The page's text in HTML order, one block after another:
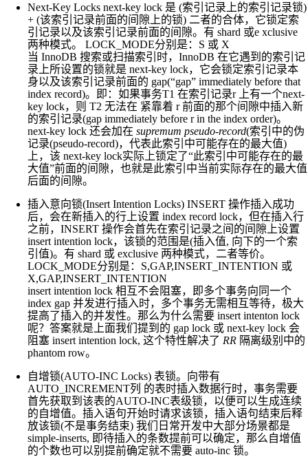
Next-Key Locks next-key lock 是 (索引记录上的索引记录锁)
+ (该索引记录前面的间隙上的锁) 二者的合体，它锁定索
引记录以及该索引记录前面的间隙。有 shard 或e xclusive
两种模式。 LOCK_MODE分别是：S 或 X
当 InnoDB 搜索或扫描索引时，InnoDB 在它遇到的索引记
录上所设置的锁就是 next-key lock，它会锁定索引记录本
身以及该索引记录前面的 gap(“gap” immediately before that
index record)。即：如果事务T1 在索引记录r 上有一个next-
key lock，则 T2 无法在 紧靠着 r 前面的那个间隙中插入新
的索引记录(gap immediately before r in the index order)。
next-key lock 还会加在 supremum pseudo-record(索引中的伪
记录(pseudo-record)，代表此索引中可能存在的最大值)
上，该 next-key lock实际上锁定了“此索引中可能存在的最
大值”前面的间隙，也就是此索引中当前实际存在的最大值
后面的间隙。
插入意向锁(Insert Intention Locks) INSERT 操作插入成功
后，会在新插入的行上设置 index record lock，但在插入行
之前，INSERT 操作会首先在索引记录之间的间隙上设置
insert intention lock，该锁的范围是(插入值, 向下的一个索
引值)。有 shard 或 exclusive 两种模式，二者等价。
LOCK_MODE分别是：S,GAP,INSERT_INTENTION 或
X,GAP,INSERT_INTENTION
insert intention lock 相互不会阻塞，即多个事务向同一个
index gap 并发进行插入时，多个事务无需相互等待，极大
提高了插入的并发性。那么为什么需要 insert intenton lock
呢？答案就是上面我们提到的 gap lock 或 next-key lock 会
阻塞 insert intention lock, 这个特性解决了 RR 隔离级别中的
phantom row。
自增锁(AUTO-INC Locks) 表锁。向带有
AUTO_INCREMENT列 的表时插入数据行时，事务需要
首先获取到该表的AUTO-INC表级锁，以便可以生成连续
的自增值。插入语句开始时请求该锁，插入语句结束后释
放该锁(不是事务结束) 我们日常开发中大部分场景都是
simple-inserts, 即待插入的条数提前可以确定，那么自增值
的个数也可以别提前确定就不需要 auto-inc 锁。